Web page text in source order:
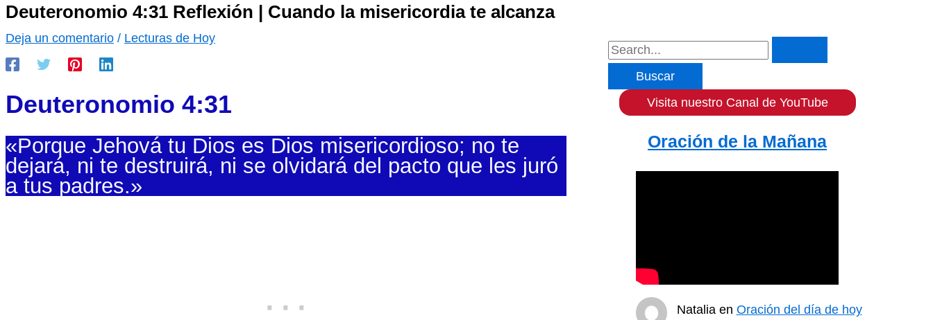
Deuteronomio 4:31 Reflexión | Cuando la misericordia te alcanza
Deja un comentario / Lecturas de Hoy
Deuteronomio 4:31
«Porque Jehová tu Dios es Dios misericordioso; no te
dejará, ni te destruirá, ni se olvidará del pacto que les juró
a tus padres.»
B
Visita nuestro Canal de YouTube
Oración de la Mañana
Nataliaen Oración del día de hoy